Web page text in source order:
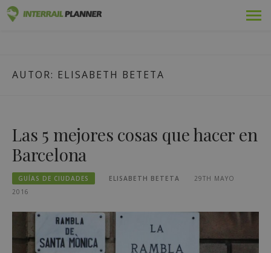
Pases
Guías de países
Conectarse
INTERRAIL
AUTOR: ELISABETH BETETA
Las 5 mejores cosas que hacer en
Barcelona
GUÍAS DE CIUDADES ELISABETH BETETA
29TH MAYO
2016